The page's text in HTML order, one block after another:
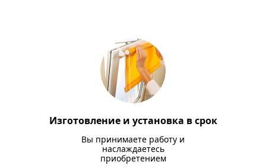
Изготовление и установка в срок
Вы принимаете работу и
наслаждаетесь
приобретением